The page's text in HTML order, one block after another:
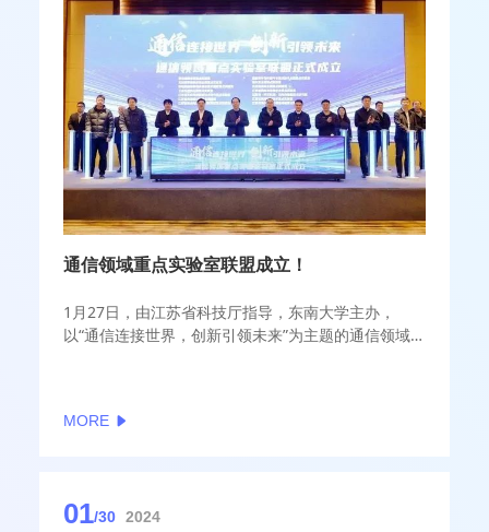
通信领域重点实验室联盟成立！
1月27日，由江苏省科技厅指导，东南大学主办，
以“通信连接世界，创新引领未来”为主题的通信领域
通信领域重点实验室及其依托单位代表，东南大学相
MORE
01/30 2024